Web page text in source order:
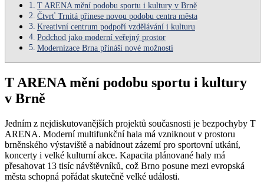
T ARENA mění podobu sportu i kultury v Brně
Čtvrť Trnitá přinese novou podobu centra města
Kreativní centrum podpoří vzdělávání i kulturu
Podchod jako moderní veřejný prostor
Modernizace Brna přináší nové možnosti
T ARENA mění podobu sportu i kultury
v Brně
Jedním z nejdiskutovanějších projektů současnosti je bezpochyby T
ARENA. Moderní multifunkční hala má vzniknout v prostoru
brněnského výstaviště a nabídnout zázemí pro sportovní utkání,
koncerty i velké kulturní akce. Kapacita plánované haly má
přesahovat 13 tisíc návštěvníků, což Brno posune mezi evropská
města schopná pořádat skutečně velké události.